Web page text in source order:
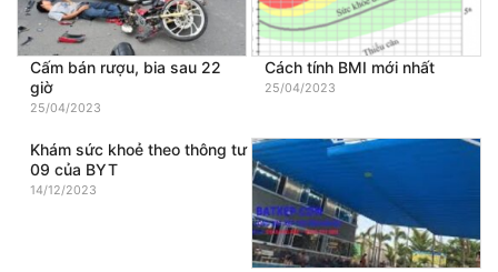
Cấm bán rượu, bia sau 22
giờ
25/04/2023
Cách tính BMI mới nhất
25/04/2023
Khám sức khoẻ theo thông tư
09 của BYT
14/12/2023